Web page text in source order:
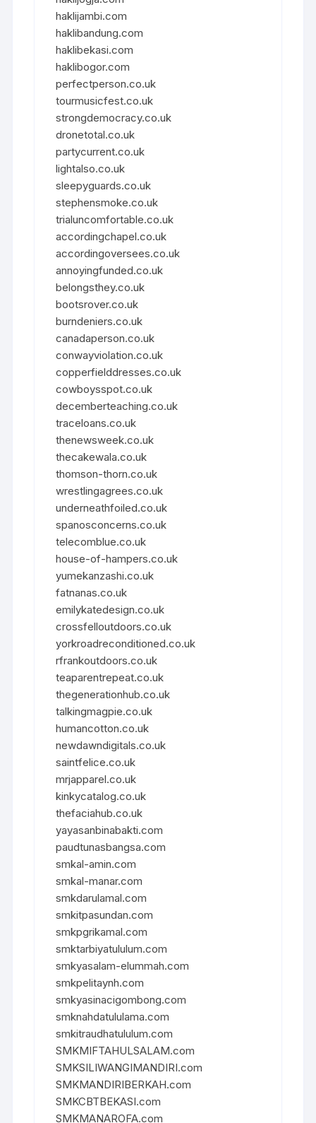
haklijambi.com
haklibandung.com
haklibekasi.com
haklibogor.com
perfectperson.co.uk
tourmusicfest.co.uk
strongdemocracy.co.uk
dronetotal.co.uk
partycurrent.co.uk
lightalso.co.uk
sleepyguards.co.uk
stephensmoke.co.uk
trialuncomfortable.co.uk
accordingchapel.co.uk
accordingoversees.co.uk
annoyingfunded.co.uk
belongsthey.co.uk
bootsrover.co.uk
burndeniers.co.uk
canadaperson.co.uk
conwayviolation.co.uk
copperfielddresses.co.uk
cowboysspot.co.uk
decemberteaching.co.uk
traceloans.co.uk
thenewsweek.co.uk
thecakewala.co.uk
thomson-thorn.co.uk
wrestlingagrees.co.uk
underneathfoiled.co.uk
spanosconcerns.co.uk
telecomblue.co.uk
house-of-hampers.co.uk
yumekanzashi.co.uk
fatnanas.co.uk
emilykatedesign.co.uk
crossfelloutdoors.co.uk
yorkroadreconditioned.co.uk
rfrankoutdoors.co.uk
teaparentrepeat.co.uk
thegenerationhub.co.uk
talkingmagpie.co.uk
humancotton.co.uk
newdawndigitals.co.uk
saintfelice.co.uk
mrjapparel.co.uk
kinkycatalog.co.uk
thefaciahub.co.uk
yayasanbinabakti.com
paudtunasbangsa.com
smkal-amin.com
smkal-manar.com
smkdarulamal.com
smkitpasundan.com
smkpgrikamal.com
smktarbiyatululum.com
smkyasalam-elummah.com
smkpelitaynh.com
smkyasinacigombong.com
smknahdatululama.com
smkitraudhatululum.com
SMKMIFTAHULSALAM.com
SMKSILIWANGIMANDIRI.com
SMKMANDIRIBERKAH.com
SMKCBTBEKASI.com
SMKMANAROFA.com